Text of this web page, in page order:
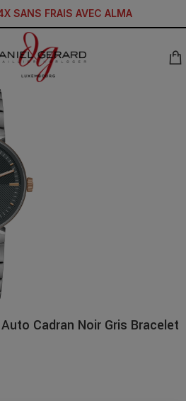
SANS FRAIS AVEC ALMA
Cadran Noir Gris Bracelet